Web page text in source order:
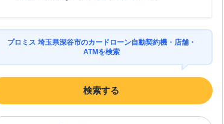
プロミス 埼玉県深谷市のカードローン自動契約機・店舗・
ATMを検索
検索する